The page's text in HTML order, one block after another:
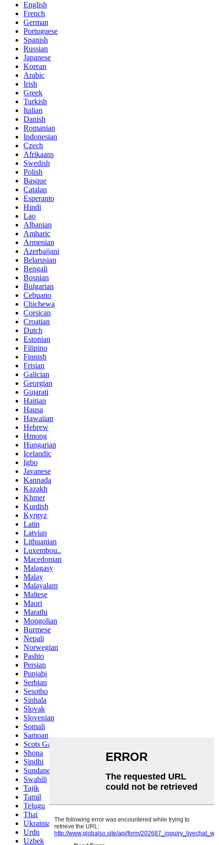
English
French
German
Portuguese
Spanish
Russian
Japanese
Korean
Arabic
Irish
Greek
Turkish
Italian
Danish
Romanian
Indonesian
Czech
Afrikaans
Swedish
Polish
Basque
Catalan
Esperanto
Hindi
Lao
Albanian
Amharic
Armenian
Azerbaijani
Belarusian
Bengali
Bosnian
Bulgarian
Cebuano
Chichewa
Corsican
Croatian
Dutch
Estonian
Filipino
Finnish
Frisian
Galician
Georgian
Gujarati
Haitian
Hausa
Hawaiian
Hebrew
Hmong
Hungarian
Icelandic
Igbo
Javanese
Kannada
Kazakh
Khmer
Kurdish
Kyrgyz
Latin
Latvian
Lithuanian
Luxembou..
Macedonian
Malagasy
Malay
Malayalam
Maltese
Maori
Marathi
Mongolian
Burmese
Nepali
Norwegian
Pashto
Persian
Punjabi
Serbian
Sesotho
Sinhala
Slovak
Slovenian
Somali
Samoan
Scots Gaelic
Shona
Sindhi
Sundanese
Swahili
Tajik
Tamil
Telugu
Thai
Ukrainian
Urdu
Uzbek